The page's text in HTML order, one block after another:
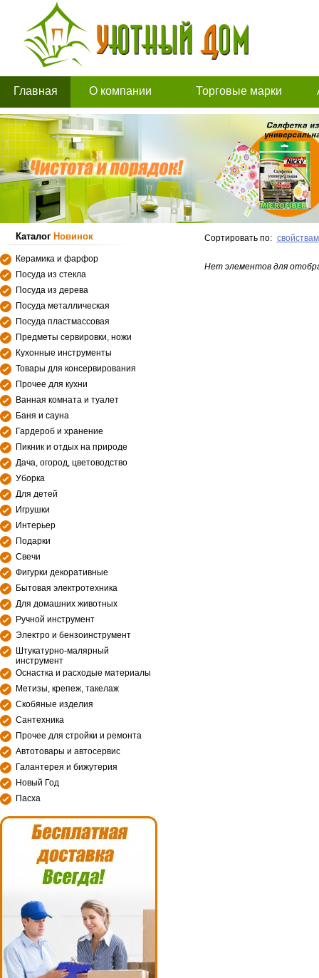
Главная О компании Торговые марки
Каталог Новинок
Керамика и фарфор
Посуда из стекла
Посуда из дерева
Посуда металлическая
Посуда пластмассовая
Предметы сервировки, ножи
Кухонные инструменты
Товары для консервирования
Прочее для кухни
Ванная комната и туалет
Баня и сауна
Гардероб и хранение
Пикник и отдых на природе
Дача, огород, цветоводство
Уборка
Для детей
Игрушки
Интерьер
Подарки
Свечи
Фигурки декоративные
Бытовая электротехника
Для домашних животных
Ручной инструмент
Электро и бензоинструмент
Штукатурно-малярный
инструмент
Оснастка и расходые материалы
Метизы, крепеж, такелаж
Скобяные изделия
Сантехника
Прочее для стройки и ремонта
Автотовары и автосервис
Галантерея и бижутерия
Новый Год
Пасха
Сортировать по: свойствам
Нет элементов для